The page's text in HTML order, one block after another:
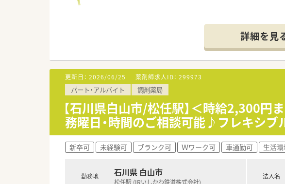
詳細を見
更新日： 2026/06/25 薬剤師求人ID： 299973
パート・アルバイト 調剤薬局
【石川県白山市/松任駅】＜時給2,300
務曜日・時間のご相談可能♪フレキシブ
新卒可 未経験可 ブランク可 Ｗワーク可 車通勤可 生活
勤務地 石川県 白山市
松任駅 (IRいしかわ鉄道株式会社)
法人名